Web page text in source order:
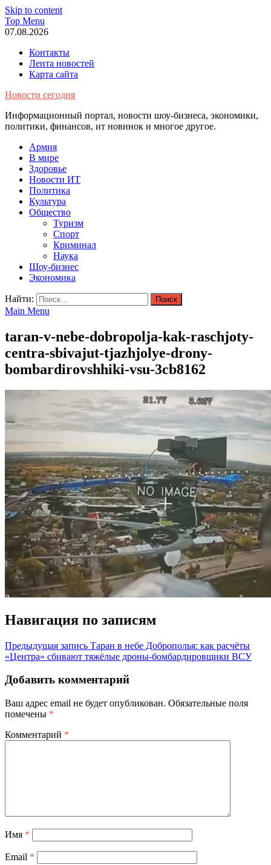
Skip to content
Top Menu
07.08.2026
Контакты
Лента новостей
Карта сайта
Новости сегодня
Информационный портал, новости шоу-бизнеса, экономики,
политики, финансов, ит новинок и многое другое.
Армия
В мире
Здоровье
Новости ИТ
Политика
Культура
Общество
Туризм
Спорт
Криминал
Наука
Шоу-бизнес
Экономика
Найти:
Main Menu
taran-v-nebe-dobropolja-kak-raschjoty-
centra-sbivajut-tjazhjolye-drony-
bombardirovshhiki-vsu-3cb8162
Навигация по записям
Предыдущая запись Таран в небе Доброполья: как расчёты
«Центра» сбивают тяжёлые дроны-бомбардировщики ВСУ
Добавить комментарий
Ваш адрес email не будет опубликован. Обязательные поля
помечены *
Комментарий *
Имя *
Email *